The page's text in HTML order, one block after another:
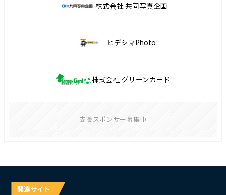
株式会社 共同写真企画
ヒデシマPhoto
株式会社 グリーンカード
支援スポンサー募集中
関連サイト